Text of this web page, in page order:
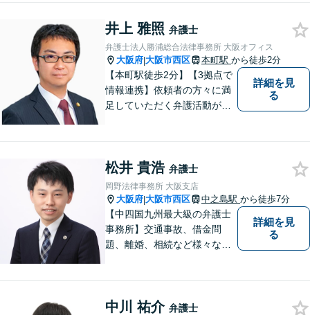
井上 雅照 弁護士
弁護士法人勝浦総合法律事務所 大阪オフィス
大阪府|大阪市西区 本町駅 から徒歩2分
【本町駅徒歩2分】【3拠点で
情報連携】依頼者の方々に満
足していただく弁護活動がモ
す。お細いごとがあればまず
はご相談ください！【初回相
談無料】
詳細を見
る
松井 貴浩 弁護士
岡野法律事務所 大阪支店
大阪府|大阪市西区 中之島駅 から徒歩7分
【中四国九州最大級の弁護士
事務所】交通事故、借金問
題、離婚、相続など様々な問
い！
詳細を見
る
中川 祐介 弁護士